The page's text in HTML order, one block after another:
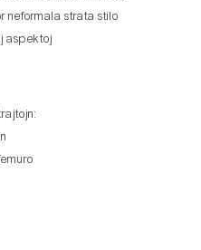
neformala strata stilo
aspektoj